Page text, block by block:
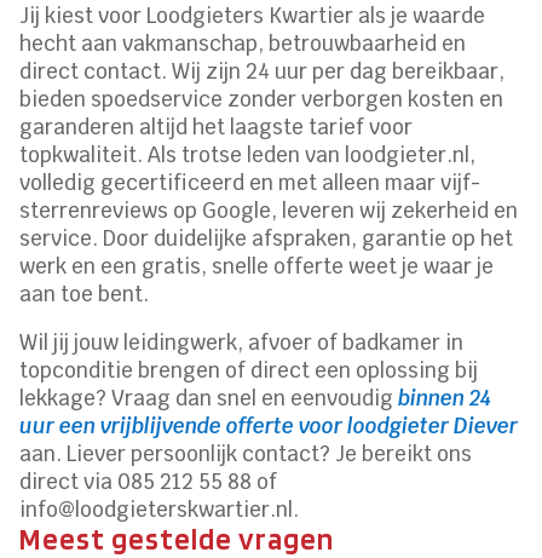
Jij kiest voor Loodgieters Kwartier als je waarde
hecht aan vakmanschap, betrouwbaarheid en
direct contact. Wij zijn 24 uur per dag bereikbaar,
bieden spoedservice zonder verborgen kosten en
garanderen altijd het laagste tarief voor
topkwaliteit. Als trotse leden van loodgieter.nl,
volledig gecertificeerd en met alleen maar vijf-
sterrenreviews op Google, leveren wij zekerheid en
service. Door duidelijke afspraken, garantie op het
werk en een gratis, snelle offerte weet je waar je
aan toe bent.
Wil jij jouw leidingwerk, afvoer of badkamer in
topconditie brengen of direct een oplossing bij
lekkage? Vraag dan snel en eenvoudigbinnen 24
uur een vrijblijvende offerte voor loodgieter Diever
aan. Liever persoonlijk contact? Je bereikt ons
direct via 085 212 55 88 of
info@loodgieterskwartier.nl.
Meest gestelde vragen